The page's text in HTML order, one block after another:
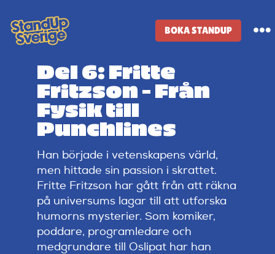
to
content
BOKA STANDUP
Standup-butik
Komiker
Lineup
Tidigare lineup
Klubbar
Del 6: Fritte
Fritzson – Från
Fysik till
Punchlines
Han började i vetenskapens värld,
men hittade sin passion i skrattet.
Fritte Fritzson har gått från att räkna
på universums lagar till att utforska
humorns mysterier. Som komiker,
poddare, programledare och
medgrundare till Oslipat har han